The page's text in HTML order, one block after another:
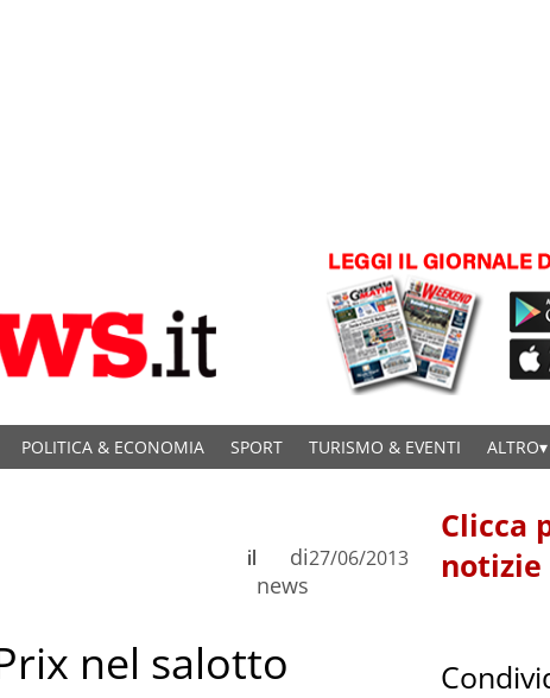
POLITICA & ECONOMIA SPORT TURISMO & EVENTI ALTRO
di
news
il 27/06/2013
nel salotto
Clicca
notizie